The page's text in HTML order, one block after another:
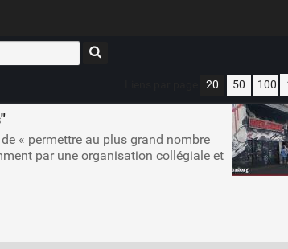
20 50 100
« permettre au plus grand nombre
par une organisation collégiale et